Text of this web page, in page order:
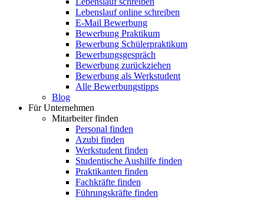
Lebenslauf online schreiben
E-Mail Bewerbung
Bewerbung Praktikum
Bewerbung Schülerpraktikum
Bewerbungsgespräch
Bewerbung zurückziehen
Bewerbung als Werkstudent
Alle Bewerbungstipps
Blog
Für Unternehmen
Mitarbeiter finden
Personal finden
Azubi finden
Werkstudent finden
Studentische Aushilfe finden
Praktikanten finden
Fachkräfte finden
Führungskräfte finden